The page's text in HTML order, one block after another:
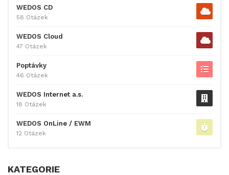
WEDOS CD
58 Otázek
WEDOS Cloud
47 Otázek
Poptávky
46 Otázek
WEDOS Internet a.s.
18 Otázek
WEDOS OnLine / EWM
12 Otázek
KATEGORIE